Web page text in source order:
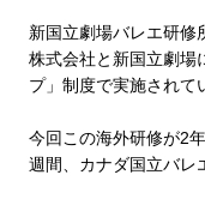
新国立劇場バレエ研修
株式会社と新国立劇場
プ」制度で実施されて
今回この海外研修が2
週間、カナダ国立バレ